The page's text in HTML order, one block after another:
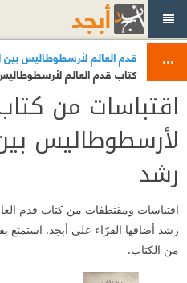
قدم العالم لأرسطوطاليس بين
كتاب قدم العالم
اقتباسات من
لأرسطوطاليس
رشد
اقتباسات ومقتطفات من كتاب قدم
رشد أضافها القرّاء على أبجد. استمتع
من الكتاب.